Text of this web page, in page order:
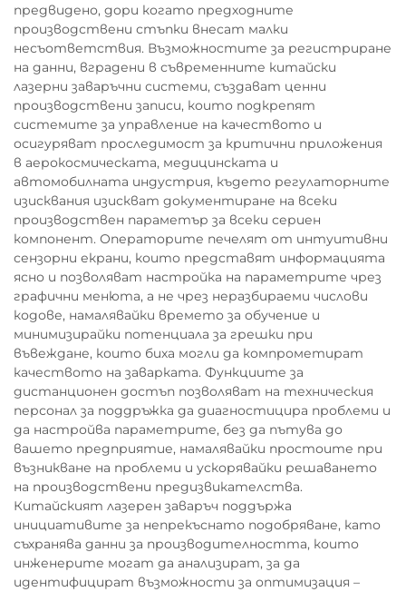
предвидено, дори когато предходните
производствени стъпки внесат малки
несъответствия. Възможностите за регистриране
на данни, вградени в съвременните китайски
лазерни заваръчни системи, създават ценни
производствени записи, които подкрепят
системите за управление на качеството и
осигуряват проследимост за критични приложения
в аерокосмическата, медицинската и
автомобилната индустрия, където регулаторните
изисквания изискват документиране на всеки
производствен параметър за всеки сериен
компонент. Операторите печелят от интуитивни
сензорни екрани, които представят информацията
ясно и позволяват настройка на параметрите чрез
графични менюта, а не чрез неразбираеми числови
кодове, намалявайки времето за обучение и
минимизирайки потенциала за грешки при
въвеждане, които биха могли да компрометират
качеството на заварката. Функциите за
дистанционен достъп позволяват на техническия
персонал за поддръжка да диагностицира проблеми и
да настройва параметрите, без да пътува до
вашето предприятие, намалявайки простоите при
възникване на проблеми и ускорявайки решаването
на производствени предизвикателства.
Китайският лазерен заваръч поддържа
инициативите за непрекъснато подобряване, като
съхранява данни за производителността, които
инженерите могат да анализират, за да
идентифицират възможности за оптимизация –